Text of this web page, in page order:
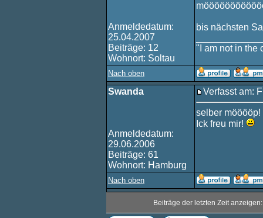
Anmeldedatum:
25.04.2007
Beiträge: 12
Wohnort: Soltau
bis nächsten
"I am not in the
Nach oben
Swanda
Anmeldedatum:
29.06.2006
Beiträge: 61
Wohnort: Hamburg
Verfasst am:
selber mööööp!
Ick freu mir!
Nach oben
Beiträge der letzten Zeit